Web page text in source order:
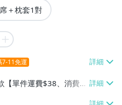
＋枕套1對
7-11免運
【單件運費$38、消費滿
富取貨付款【單件運